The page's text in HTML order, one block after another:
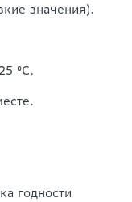
значения).
°С.
годности